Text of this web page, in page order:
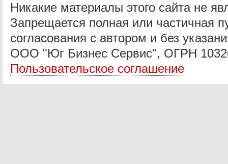
Никакие материалы этого сайта не
Запрещается полная или частичная
согласования с автором и без
ООО "Юг Бизнес Сервис", ОГРН
Пользовательское соглашение